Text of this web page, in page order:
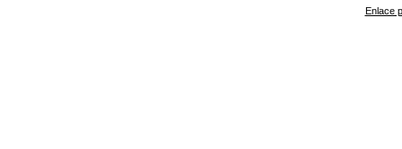
Enlace